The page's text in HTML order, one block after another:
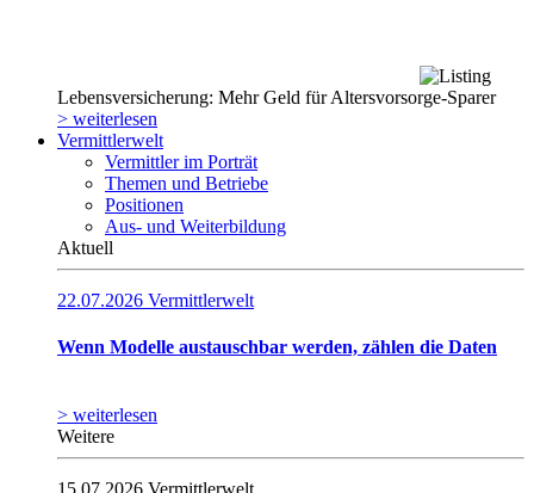
Lebensversicherung: Mehr Geld für Altersvorsorge-Sparer
> weiterlesen
Vermittlerwelt
Vermittler im Porträt
Themen und Betriebe
Positionen
Aus- und Weiterbildung
Aktuell
22.07.2026 Vermittlerwelt
Wenn Modelle austauschbar werden, zählen die Daten
> weiterlesen
Weitere